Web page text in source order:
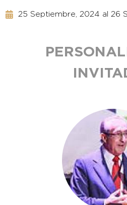
25 Septiembre, 2024 al 26